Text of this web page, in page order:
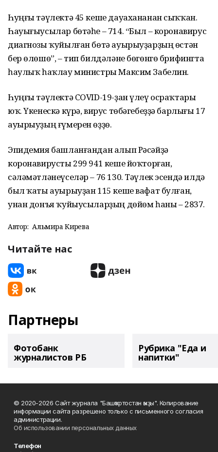
Һуңғы тәүлектә 45 кеше дауахананан сыҡҡан.
Һауығыусылар бөтәһе – 714. “Был – коронавирус
диагнозы ҡуйылған бөтә ауырыуҙарҙың өстән
бер өлөшө”, – тип билдәләне бөгөнгө брифингта
һаулыҡ һаҡлау министры Максим Забелин.
Һуңғы тәүлектә COVID-19-ҙан үлеү осраҡтары
юҡ. Үкенескә күрә, вирус төбәгебеҙҙә барлығы 17
ауырыуҙың ғүмерен өҙҙө.
Эпидемия башланғандан алып Рәсәйҙә
коронавирусты 299 941 кеше йоҡторған,
сәләмәтләнеүселәр – 76 130. Тәүлек эсендә илдә
был ҡаты ауырыуҙан 115 кеше вафат булған,
унан донъя ҡуйыусыларҙың дөйөм һаны – 2837.
Автор: Альмира Кирәева
Читайте нас
Партнеры
Фотобанк
журналистов РБ
Рубрика "Еда и
напитки"
© 2020-2026 Сайт журнала "Башҡортостан ҡыҙы". Копирование
информации сайта разрешено только с письменного согласия
администрации.
Об использовании персональных данных
Телефон